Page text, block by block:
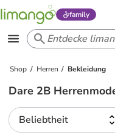
family
Shop Herren Bekleidung
Dare 2B
Beliebtheit